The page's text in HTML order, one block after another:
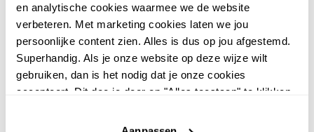
en analytische cookies waarmee we de website
verbeteren. Met marketing cookies laten we jou
persoonlijke content zien. Alles is dus op jou afgestemd.
Superhandig. Als je onze website op deze wijze wilt
gebruiken, dan is het nodig dat je onze cookies
accepteert. Dit doe je door op "Alles toestaan" te klikken.
website niet optimaal functioneert.